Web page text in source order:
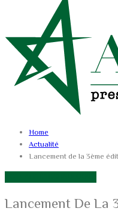
Home
Actualité
Lancement de la 3ème
Lancement De La